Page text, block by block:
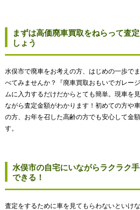
まずは高価廃車買取をねらって査
しょう
水俣市で廃車をお考えの方、はじめの一歩で
べてみませんか？『廃車買取おもいでガレー
ムに入力するだけだからとても簡単。現車を
ながら査定金額がわかります！初めての方や
の方、お年を召した高齢の方でも安心して金
す。
水俣市の自宅にいながらラクラク
できる！
査定をするために車を見てもらわないといけ